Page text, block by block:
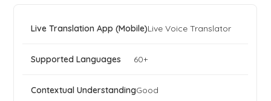
Live Voice Translator
60+
Good